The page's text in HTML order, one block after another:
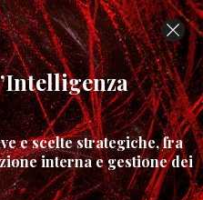
e scelte strategiche, fra
interna e gestione dei